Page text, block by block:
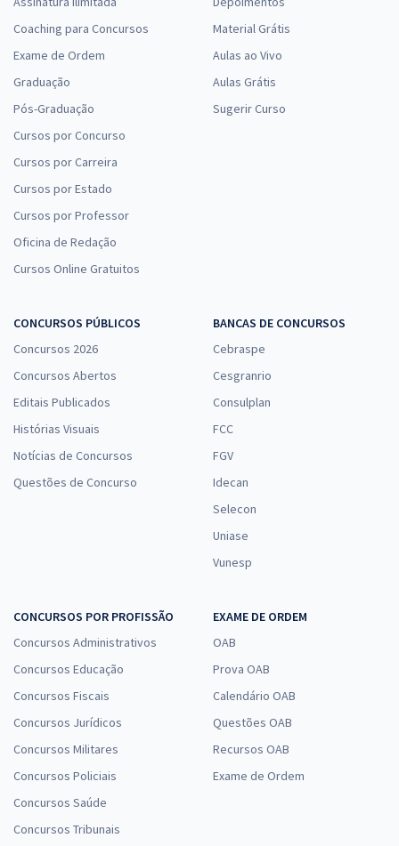
Coaching para Concursos
Exame de Ordem
Graduação
Pós-Graduação
Cursos por Concurso
Cursos por Carreira
Cursos por Estado
Cursos por Professor
Oficina de Redação
Cursos Online Gratuitos
Material Grátis
Aulas ao Vivo
Aulas Grátis
Sugerir Curso
CONCURSOS PÚBLICOS
Concursos 2026
Concursos Abertos
Editais Publicados
Histórias Visuais
Notícias de Concursos
Questões de Concurso
BANCAS DE CONCURSOS
Cebraspe
Cesgranrio
Consulplan
FCC
FGV
Idecan
Selecon
Uniase
Vunesp
CONCURSOS POR PROFISSÃO
Concursos Administrativos
Concursos Educação
Concursos Fiscais
Concursos Jurídicos
Concursos Militares
Concursos Policiais
Concursos Saúde
Concursos Tribunais
EXAME DE ORDEM
OAB
Prova OAB
Calendário OAB
Questões OAB
Recursos OAB
Exame de Ordem